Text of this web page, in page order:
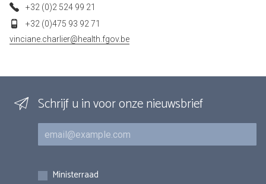
+32 (0)2 524 99 21
+32 (0)475 93 92 71
vinciane.charlier@health.fgov.be
Schrijf u in voor onze nieuwsbrief
E-mail
Inschrijvingen
Ministerraad